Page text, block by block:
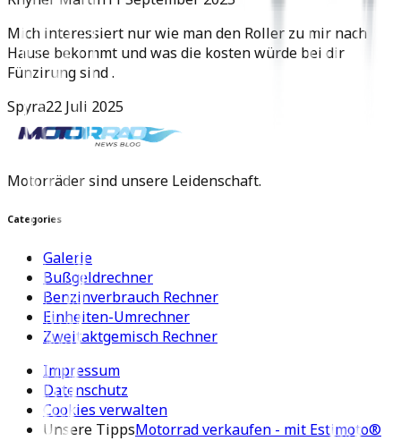
Mich interessiert nur wie man den Roller zu mir nach
Hause bekommt und was die kosten würde bei dir
Fünzirung sind .
Spyra22 Juli 2025
Motorräder sind unsere Leidenschaft.
Categories
Galerie
Bußgeldrechner
Benzinverbrauch Rechner
Einheiten-Umrechner
Zweitaktgemisch Rechner
Impressum
Datenschutz
Cookies verwalten
Unsere TippsMotorrad verkaufen - mit Estimoto®